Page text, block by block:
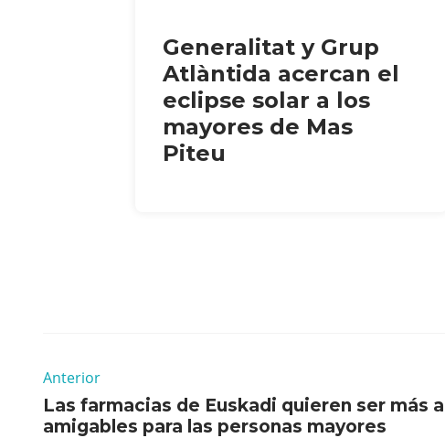
Generalitat y Grup
Atlàntida acercan el
eclipse solar a los
mayores de Mas
Piteu
Anterior
Las farmacias de Euskadi quieren ser más
amigables para las personas mayores